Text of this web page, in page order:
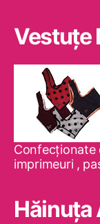
Vestuţe
Confecţionate
imprimeuri ,
Hăinuţa